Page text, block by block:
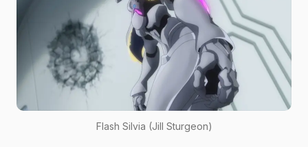
Flash Silvia (Jill Sturgeon)